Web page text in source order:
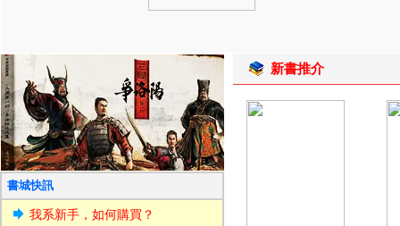
書城快訊
我系新手，如何購買？
新書推介